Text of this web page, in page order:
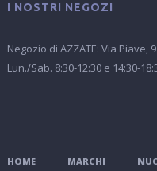
I NOSTRI NEGOZI
Negozio di AZZATE: Via Piave,
Lun./Sab. 8:30-12:30 e 14:30-
HOME MARCHI